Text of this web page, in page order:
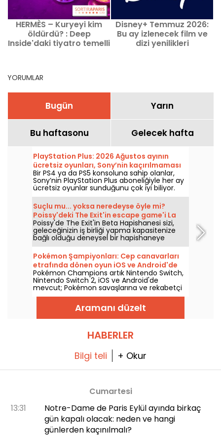
HERMÈS – Kuryeyi kim
öldürdü? : Deep
Inside'daki tiyatro temelli
Disney+ Temmuz 2026:
Bu ay izlenecek film ve
dizi yenilikleri
YORUMLAR
Bugün Yarın
Bu haftasonu Gelecek hafta
PlayStation Plus: 2026 Ağustos ayının
ücretsiz oyunları, Sony’nin kaçırılmaması
gereken hediyeleri
Bir PS4 ya da PS5 konsoluna sahip olanlar,
Sony’nin PlayStation Plus aboneliğiyle her ay
ücretsiz oyunlar sunduğunu çok iyi biliyor.
Peki Ağustos 2026’da hangi oyunlar ücretsiz?
Bu ayın seçkisini inceleyin.
Suçlu mu... yoksa neredeyse öyle mi?
Poissy'deki The Exit'in escape game'i La
Prison Bêta'yı keşfedin.
Poissy'de The Exit'in Beta Hapishanesi sizi,
geleceğinizin iş birliği yapma kapasitenize
bağlı olduğu deneysel bir hapishaneye
götürüyor. Kaçış temasını özgün bir
senaryoyla saptıran bir görev.
Pokémon Şampiyonları: Cep canavarları
etrafında dönen oyun iOS ve Android'de
mevcut
Pokémon Champions artık Nintendo Switch,
Nintendo Switch 2, iOS ve Android'de
mevcut; Pokémon savaşlarına ve rekabetçi
stratejiye odaklanan bir deneyim sunuyor. Bu
yeni bölüm, konsol sürümünün 8 Nisan
2026'daki çıkışının ardından mobilde 17
Haziran 2026'da piyasaya sürüldü ve tüm
Aramanı düzelt
HABERLER
Bilgi teli + Okur
Cumartesi
13:31
Notre-Dame de Paris Eylül ayında birkaç
gün kapalı olacak: neden ve hangi
günlerden kaçınılmalı?